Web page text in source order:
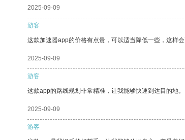
2025-09-09
游客
这款加速器app的价格有点贵，可以适当降低一些，这样会
2025-09-09
游客
这款app的路线规划非常精准，让我能够快速到达目的地。
2025-09-09
游客